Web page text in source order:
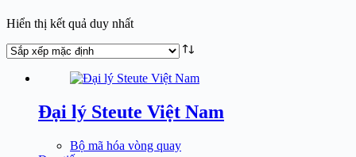
Hiển thị kết quả duy nhất
Đại lý Steute Việt Nam
Bộ mã hóa vòng quay